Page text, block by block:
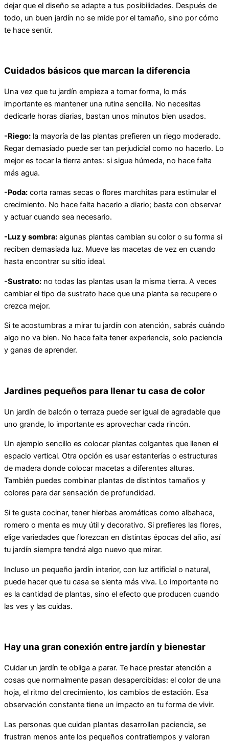
dejar que el diseño se adapte a tus posibilidades. Después de
todo, un buen jardín no se mide por el tamaño, sino por cómo
te hace sentir.
Cuidados básicos que marcan la diferencia
Una vez que tu jardín empieza a tomar forma, lo más
importante es mantener una rutina sencilla. No necesitas
dedicarle horas diarias, bastan unos minutos bien usados.
-Riego: la mayoría de las plantas prefieren un riego moderado.
Regar demasiado puede ser tan perjudicial como no hacerlo. Lo
mejor es tocar la tierra antes: si sigue húmeda, no hace falta
más agua.
-Poda: corta ramas secas o flores marchitas para estimular el
crecimiento. No hace falta hacerlo a diario; basta con observar
y actuar cuando sea necesario.
-Luz y sombra: algunas plantas cambian su color o su forma si
reciben demasiada luz. Mueve las macetas de vez en cuando
hasta encontrar su sitio ideal.
-Sustrato: no todas las plantas usan la misma tierra. A veces
cambiar el tipo de sustrato hace que una planta se recupere o
crezca mejor.
Si te acostumbras a mirar tu jardín con atención, sabrás cuándo
algo no va bien. No hace falta tener experiencia, solo paciencia
y ganas de aprender.
Jardines pequeños para llenar tu casa de color
Un jardín de balcón o terraza puede ser igual de agradable que
uno grande, lo importante es aprovechar cada rincón.
Un ejemplo sencillo es colocar plantas colgantes que llenen el
espacio vertical. Otra opción es usar estanterías o estructuras
de madera donde colocar macetas a diferentes alturas.
También puedes combinar plantas de distintos tamaños y
colores para dar sensación de profundidad.
Si te gusta cocinar, tener hierbas aromáticas como albahaca,
romero o menta es muy útil y decorativo. Si prefieres las flores,
elige variedades que florezcan en distintas épocas del año, así
tu jardín siempre tendrá algo nuevo que mirar.
Incluso un pequeño jardín interior, con luz artificial o natural,
puede hacer que tu casa se sienta más viva. Lo importante no
es la cantidad de plantas, sino el efecto que producen cuando
las ves y las cuidas.
Hay una gran conexión entre jardín y bienestar
Cuidar un jardín te obliga a parar. Te hace prestar atención a
cosas que normalmente pasan desapercibidas: el color de una
hoja, el ritmo del crecimiento, los cambios de estación. Esa
observación constante tiene un impacto en tu forma de vivir.
Las personas que cuidan plantas desarrollan paciencia, se
frustran menos ante los pequeños contratiempos y valoran